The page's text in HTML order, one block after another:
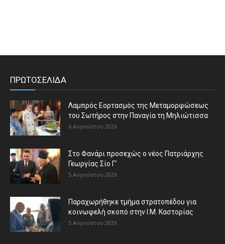
ΠΡΩΤΟΣΕΛΙΔΑ
Λαμπρός Εορτασμός της Μεταμορφώσεως
του Σωτήρος στην Παναγία τη Μηλιώτισσα
6 Αυγούστου 2026
Στο Φανάρι προσεχώς ο νέος Πατριάρχης
Γεωργίας Σίο Γ’
5 Αυγούστου 2026
Παραχωρήθηκε τμήμα στρατοπέδου για
κοινωφελή σκοπό στην Ι.Μ. Καστορίας
5 Αυγούστου 2026